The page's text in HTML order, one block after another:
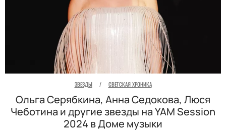
ЗВЕЗДЫ / СВЕТСКАЯ ХРОНИКА
Ольга Серябкина, Анна Седокова, Люся
Чеботина и другие звезды на YAM Session
2024 в Доме музыки